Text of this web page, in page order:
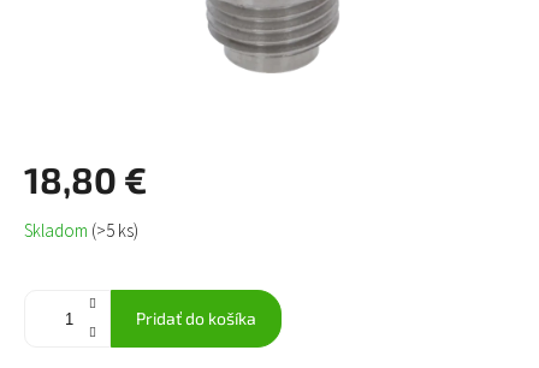
18,80 €
Jednotková
cena:
Skladom (>5 ks)
Pridať do košíka